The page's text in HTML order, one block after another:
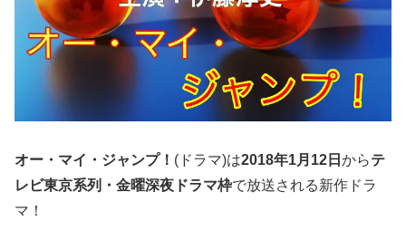
オー・マイ・ジャンプ！ (ドラマ)は2018年1月12日 からテ
レビ東京系列・金曜深夜ドラマ枠で放送される新作ドラ
マ！